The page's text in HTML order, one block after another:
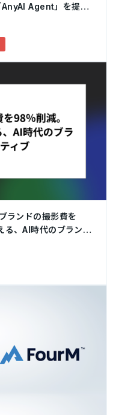
AnyAI Agent」を提供
ランドの撮影費を
、AI時代のブランド